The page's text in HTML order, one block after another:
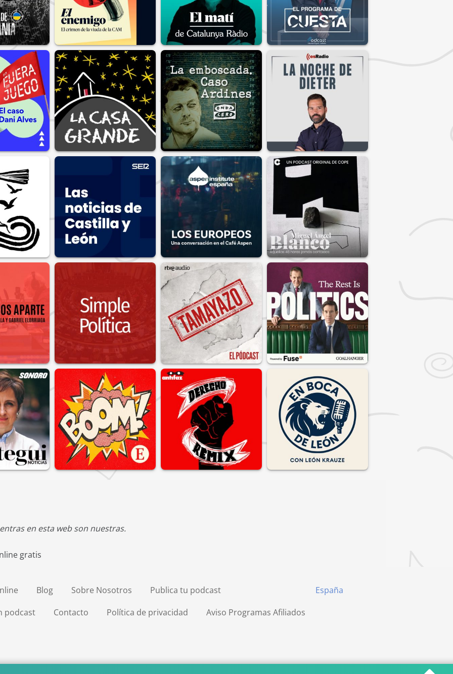
en esta web son nuestras.
gratis
España
Blog Sobre Nosotros
Publica tu podcast
podcast
Contacto Política de privacidad Aviso Programas Afiliados